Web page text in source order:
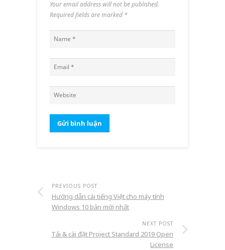
Your email address will not be published.
Required fields are marked *
PREVIOUS POST
Hướng dẫn cài tiếng Việt cho máy tính
Windows 10 bản mới nhất
NEXT POST
Tải & cài đặt Project Standard 2019 Open
License